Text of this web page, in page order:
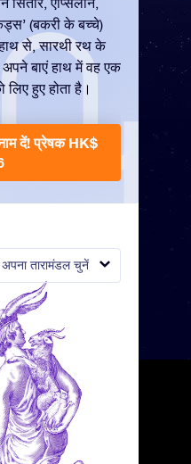
अपना तारामंडल चुनें
(बकरी के बच्चे)
से, सारथी रथ के
बाएं हाथ में वह एक
हुए होता है।
दें!प्रेषक HK$